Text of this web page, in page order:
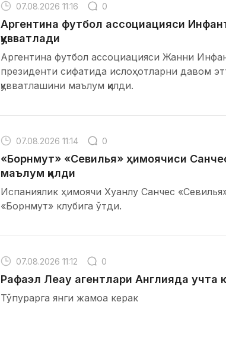
07.08.2026 11:16 0
Аргентина футбол ассоциацияси
қувватлади
Аргентина футбол ассоциацияси Жанни
президенти сифатида ислоҳотларни давом
қувватлашини маълум қилди.
07.08.2026 11:14 0
«Борнмут» «Севилья» ҳимоячиси
маълум қилди
Испаниялик ҳимоячи Хуанлу Санчес
«Борнмут» клубига ўтди.
07.08.2026 11:12 0
Рафаэл Леау агентлари Англияда учта
Тўпурарга янги жамоа керак